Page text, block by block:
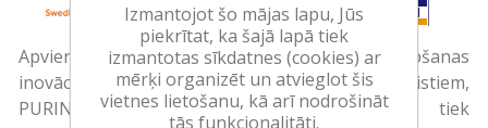
Apvienojot gadu gaitā iegūtā dzīvnieku kopšanas
inovācijas no mūsu vadošajiem uztura speciālistiem,
PURINA ONE kaķu barības piedāvājums tiek
Izmantojot šo mājas lapu, Jūs
piekrītat, ka šajā lapā tiek
izmantotas sīkdatnes (cookies) ar
mērķi organizēt un atvieglot šis
vietnes lietošanu, kā arī nodrošināt
tās funkcionalitāti.